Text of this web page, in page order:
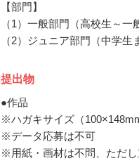
【部門】
（1）一般部門（高校生～一
（2）ジュニア部門（中学生
提出物
●作品
※ハガキサイズ（
※データ応募は不可
※用紙・画材は不問、ただ